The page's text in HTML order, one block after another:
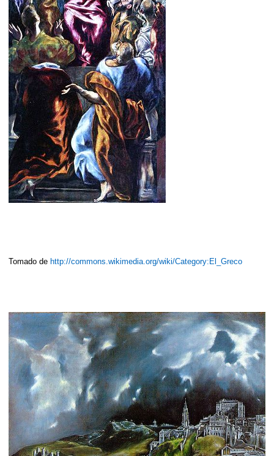
Tomado de http://commons.wikimedia.org/wiki/Category:El_Greco